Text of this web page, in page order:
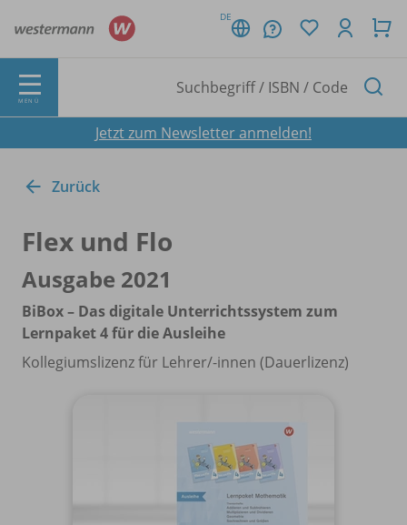
DE
MENÜ
Jetzt zum Newsletter anmelden!
Zurück
Flex und Flo
Ausgabe 2021
BiBox – Das digitale Unterrichtssystem zum
Lernpaket 4 für die Ausleihe
Kollegiumslizenz für Lehrer/-innen (Dauerlizenz)